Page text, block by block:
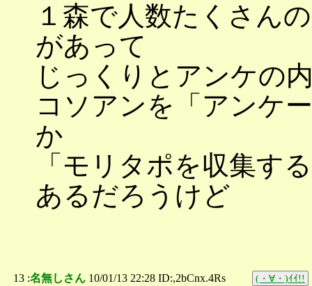
１森で人数たくさん
があって
じっくりとアンケの
コソアンを「アンケ
か
「モリタポを収集す
あるだろうけど
13 :名無しさん 10/01/13 22:28 ID:,2bCnx.4Rs (・∀・)ｲｲ!!